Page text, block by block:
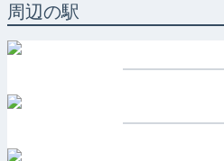
周辺の駅